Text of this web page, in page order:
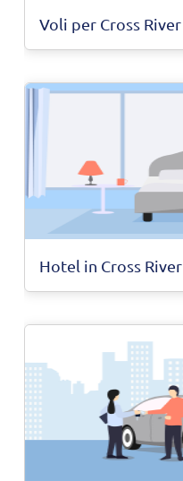
Voli per Cross River
Hotel in Cross River